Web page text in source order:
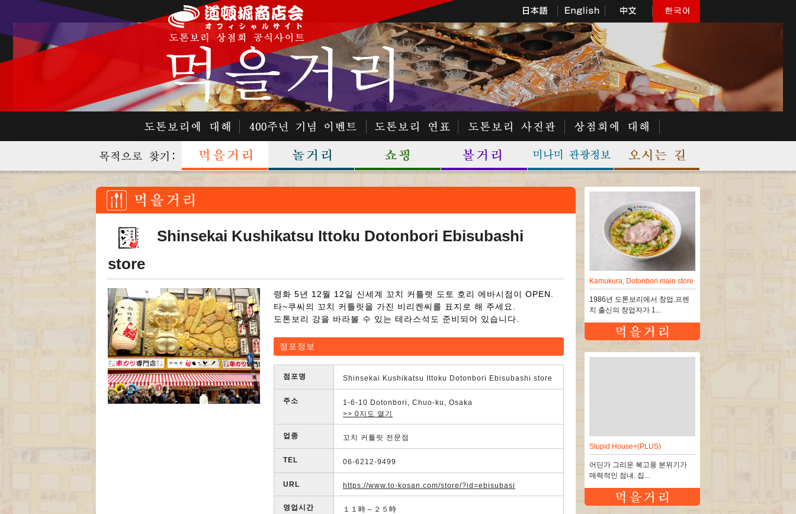
Shinsekai Kushikatsu Ittoku Dotonbori Ebisubashi
store
령화 5년 12월 12일 신세계 꼬치 커틀렛 도토 호리 에바시점이 OPEN.
타~쿠씨의 꼬치 커틀릿을 가진 비리켄씨를 표지로 해 주세요.
도톤보리 강을 바라볼 수 있는 테라스석도 준비되어 있습니다.
점포정보
점포명 Shinsekai Kushikatsu Ittoku Dotonbori Ebisubashi store
주소
1-6-10 Dotonbori, Chuo-ku, Osaka
>> 0지도 열기
업종 꼬치 커틀릿 전문점
TEL 06-6212-9499
URL https://www.to-kosan.com/store/?id=ebisubasi
영업시간 １１時～２５時
Kamukura, Dotonbori main store
1986년 도톤보리에서 창업.프렌
치 출신의 창업자가 1...
Stupid House+(PLUS)
어딘가 그리운 복고풍 분위기가
매력적인 점내. 집...